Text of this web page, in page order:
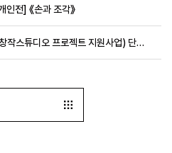
전] 《손과 조각》
[김정은(2026 창작스튜디오 프로젝트 지원사업) 단체전] 《우리의 여름에게》